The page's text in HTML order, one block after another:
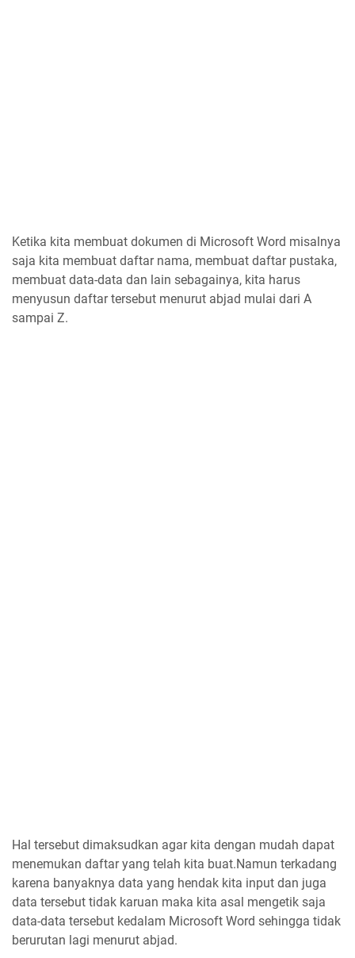
Ketika kita membuat dokumen di Microsoft Word misalnya
saja kita membuat daftar nama, membuat daftar pustaka,
membuat data-data dan lain sebagainya, kita harus
menyusun daftar tersebut menurut abjad mulai dari A
sampai Z.
Hal tersebut dimaksudkan agar kita dengan mudah dapat
menemukan daftar yang telah kita buat.Namun terkadang
karena banyaknya data yang hendak kita input dan juga
data tersebut tidak karuan maka kita asal mengetik saja
data-data tersebut kedalam Microsoft Word sehingga tidak
berurutan lagi menurut abjad.